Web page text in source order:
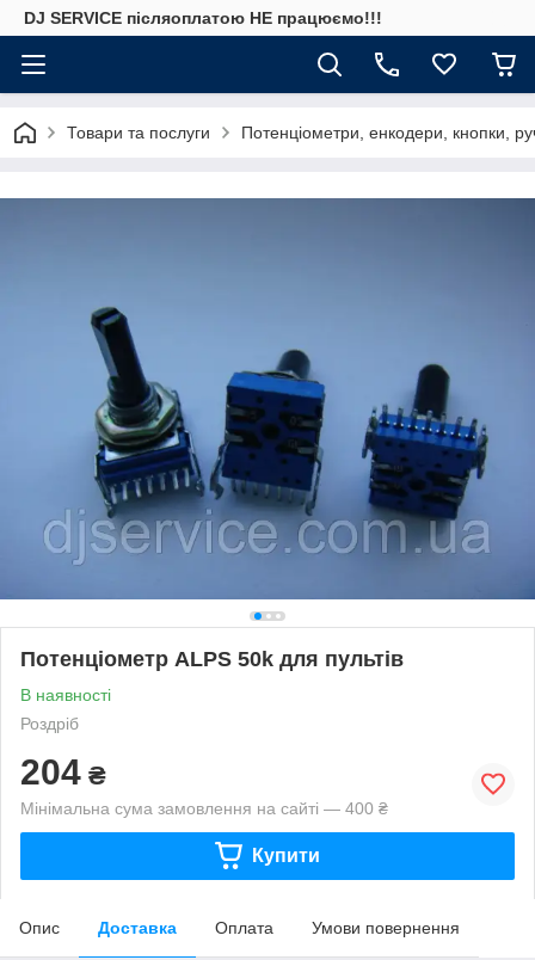
DJ SERVICE пiсляоплатою НЕ працюємо!!!
Товари та послуги Потенціометри, енкодери, кнопки,
Потенціометр ALPS 50k для пультів
В наявності
Роздріб
204 ₴
Мінімальна сума замовлення на сайті — 400 ₴
Купити
Опис Доставка Оплата Умови повернення